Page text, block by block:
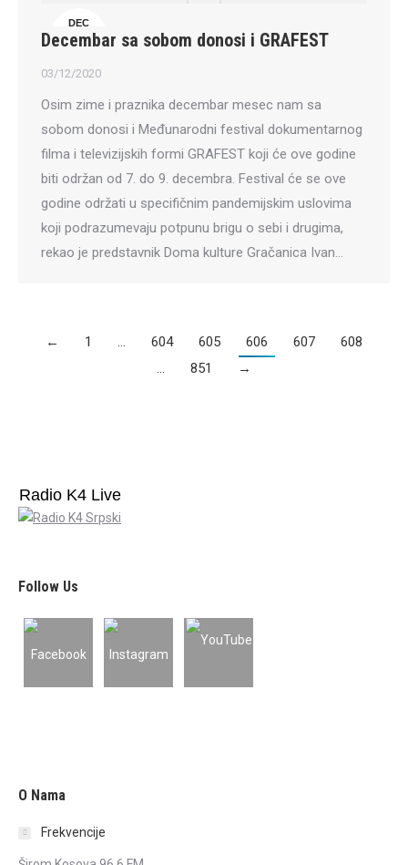
DEC
3
Decembar sa sobom donosi i GRAFEST
03/12/2020
Osim zime i praznika decembar mesec nam sa
sobom donosi i Međunarodni festival dokumentarnog
filma i televizijskih formi GRAFEST koji će ove godine
biti održan od 7. do 9. decembra. Festival će se ove
godine održati u specifičnim pandemijskim uslovima
koji podrazumevaju potpunu brigu o sebi i drugima,
rekao je predstavnik Doma kulture Gračanica Ivan…
← 1 … 604 605 606 607
608
…
851 →
Radio K4 Live
Follow Us
O Nama
Frekvencije